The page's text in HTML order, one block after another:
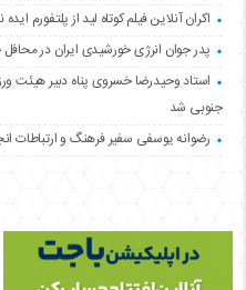
اکران آنلاین فیلم کوتاه لید از پلتفورم ایده
پدر جوان انرژی خورشیدی ایران در
استاد وحیدرضا خسروی پناه دبیر هیئت
جنوبی شد
رضوانه یوسفی سفیر فرهنگ و ارتباطات